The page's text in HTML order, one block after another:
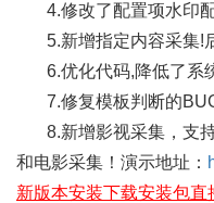
4.修改了配置项水印配
5.新增指定内容采集!
6.优化代码,降低了系
7.修复模板判断的
8.新增影视采集，支持
和电影采集！演示地址：
新版本安装下载安装包